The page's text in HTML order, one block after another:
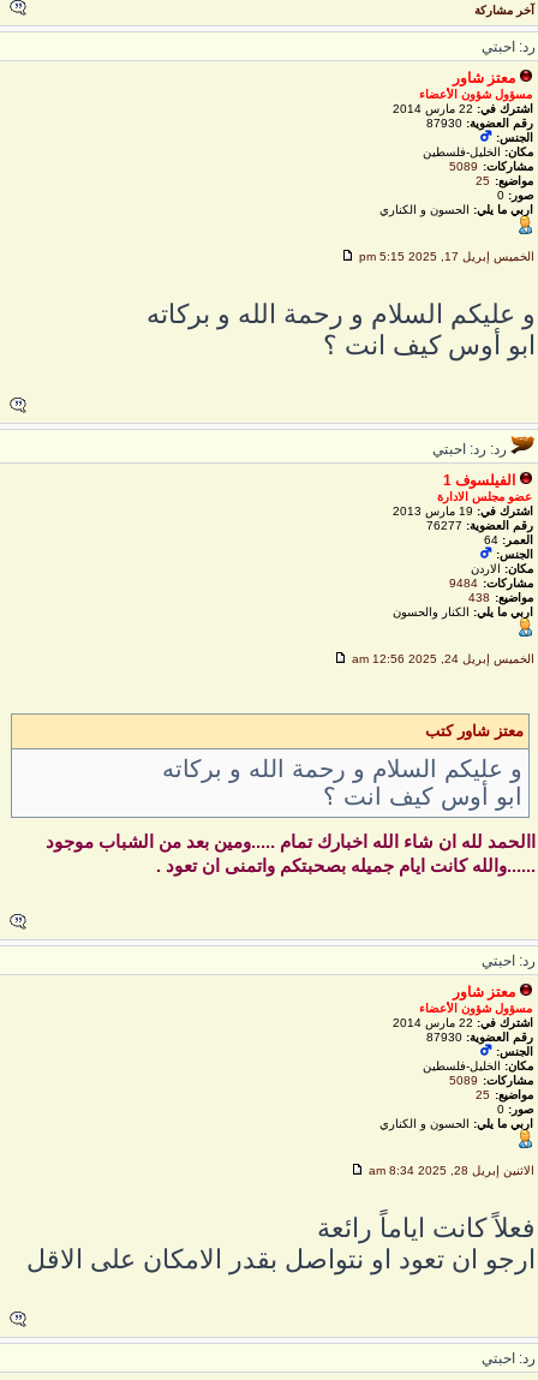
آخر مشاركة
احبتي
معتز شاور
مسؤول شؤون الأعضاء
اشترك في:22 مارس 2014
رقم العضوية:87930
الجنس:
مكان:الخليل-فلسطين
مشاركات:
5089
مواضيع:
25
صور: 0
اربي ما يلي:الحسون و الكناري
الخميس إبريل 17, 2025 5:15 pm
عليكم السلام و رحمة الله و بركاته
أوس كيف انت ؟
رد: رد: احبتي
الفيلسوف 1
عضو مجلس الادارة
اشترك في:19 مارس 2013
رقم العضوية:76277
العمر: 64
الجنس:
مكان:الاردن
مشاركات:
9484
مواضيع:
438
اربي ما يلي:الكنار والحسون
الخميس إبريل 24, 2025 12:56 am
معتز شاور كتب
و عليكم السلام و رحمة الله و بركاته
ابو أوس كيف انت ؟
لله ان شاء الله اخبارك تمام .....ومين بعد من الشباب موجود
كانت ايام جميله بصحبتكم واتمنى ان تعود .
احبتي
معتز شاور
مسؤول شؤون الأعضاء
اشترك في:22 مارس 2014
رقم العضوية:87930
الجنس:
مكان:الخليل-فلسطين
مشاركات:
5089
مواضيع:
25
صور: 0
اربي ما يلي:الحسون و الكناري
الاثنين إبريل 28, 2025 8:34 am
كانت اياماً رائعة
ان تعود او نتواصل بقدر الامكان على الاقل
احبتي